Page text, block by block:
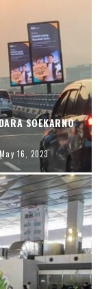
SOEKARNO
May 16, 2023